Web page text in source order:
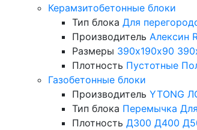
Керамзитобетонные блоки
Тип блока Для
Производитель Алексин
Размеры 390х190х90
Плотность Пустотные
Газобетонные блоки
Производитель YTONG
Тип блока Перемычка
Плотность Д300 Д400